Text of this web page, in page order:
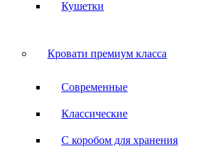
Кушетки
Кровати премиум класса
Современные
Классические
С коробом для хранения